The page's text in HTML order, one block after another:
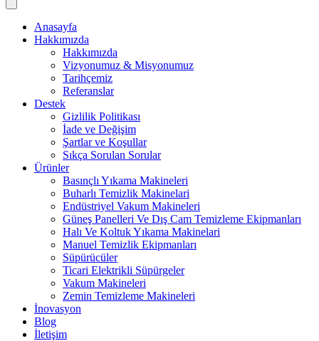
Anasayfa
Hakkımızda
Hakkımızda
Vizyonumuz & Misyonumuz
Tarihçemiz
Referanslar
Destek
Gizlilik Politikası
İade ve Değişim
Şartlar ve Koşullar
Sıkça Sorulan Sorular
Ürünler
Basınçlı Yıkama Makineleri
Buharlı Temizlik Makinelari
Endüstriyel Vakum Makineleri
Güneş Panelleri Ve Dış Cam Temizleme Ekipmanları
Halı Ve Koltuk Yıkama Makinelari
Manuel Temizlik Ekipmanları
Süpürücüler
Ticari Elektrikli Süpürgeler
Vakum Makineleri
Zemin Temizleme Makineleri
İnovasyon
Blog
İletişim